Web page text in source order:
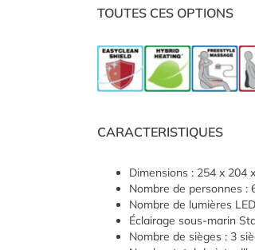
TOUTES CES OPTIONS
CARACTERISTIQUES
Dimensions : 254 x 204
Nombre de personnes :
Nombre de lumières
Éclairage sous-marin
Nombre de sièges : 3